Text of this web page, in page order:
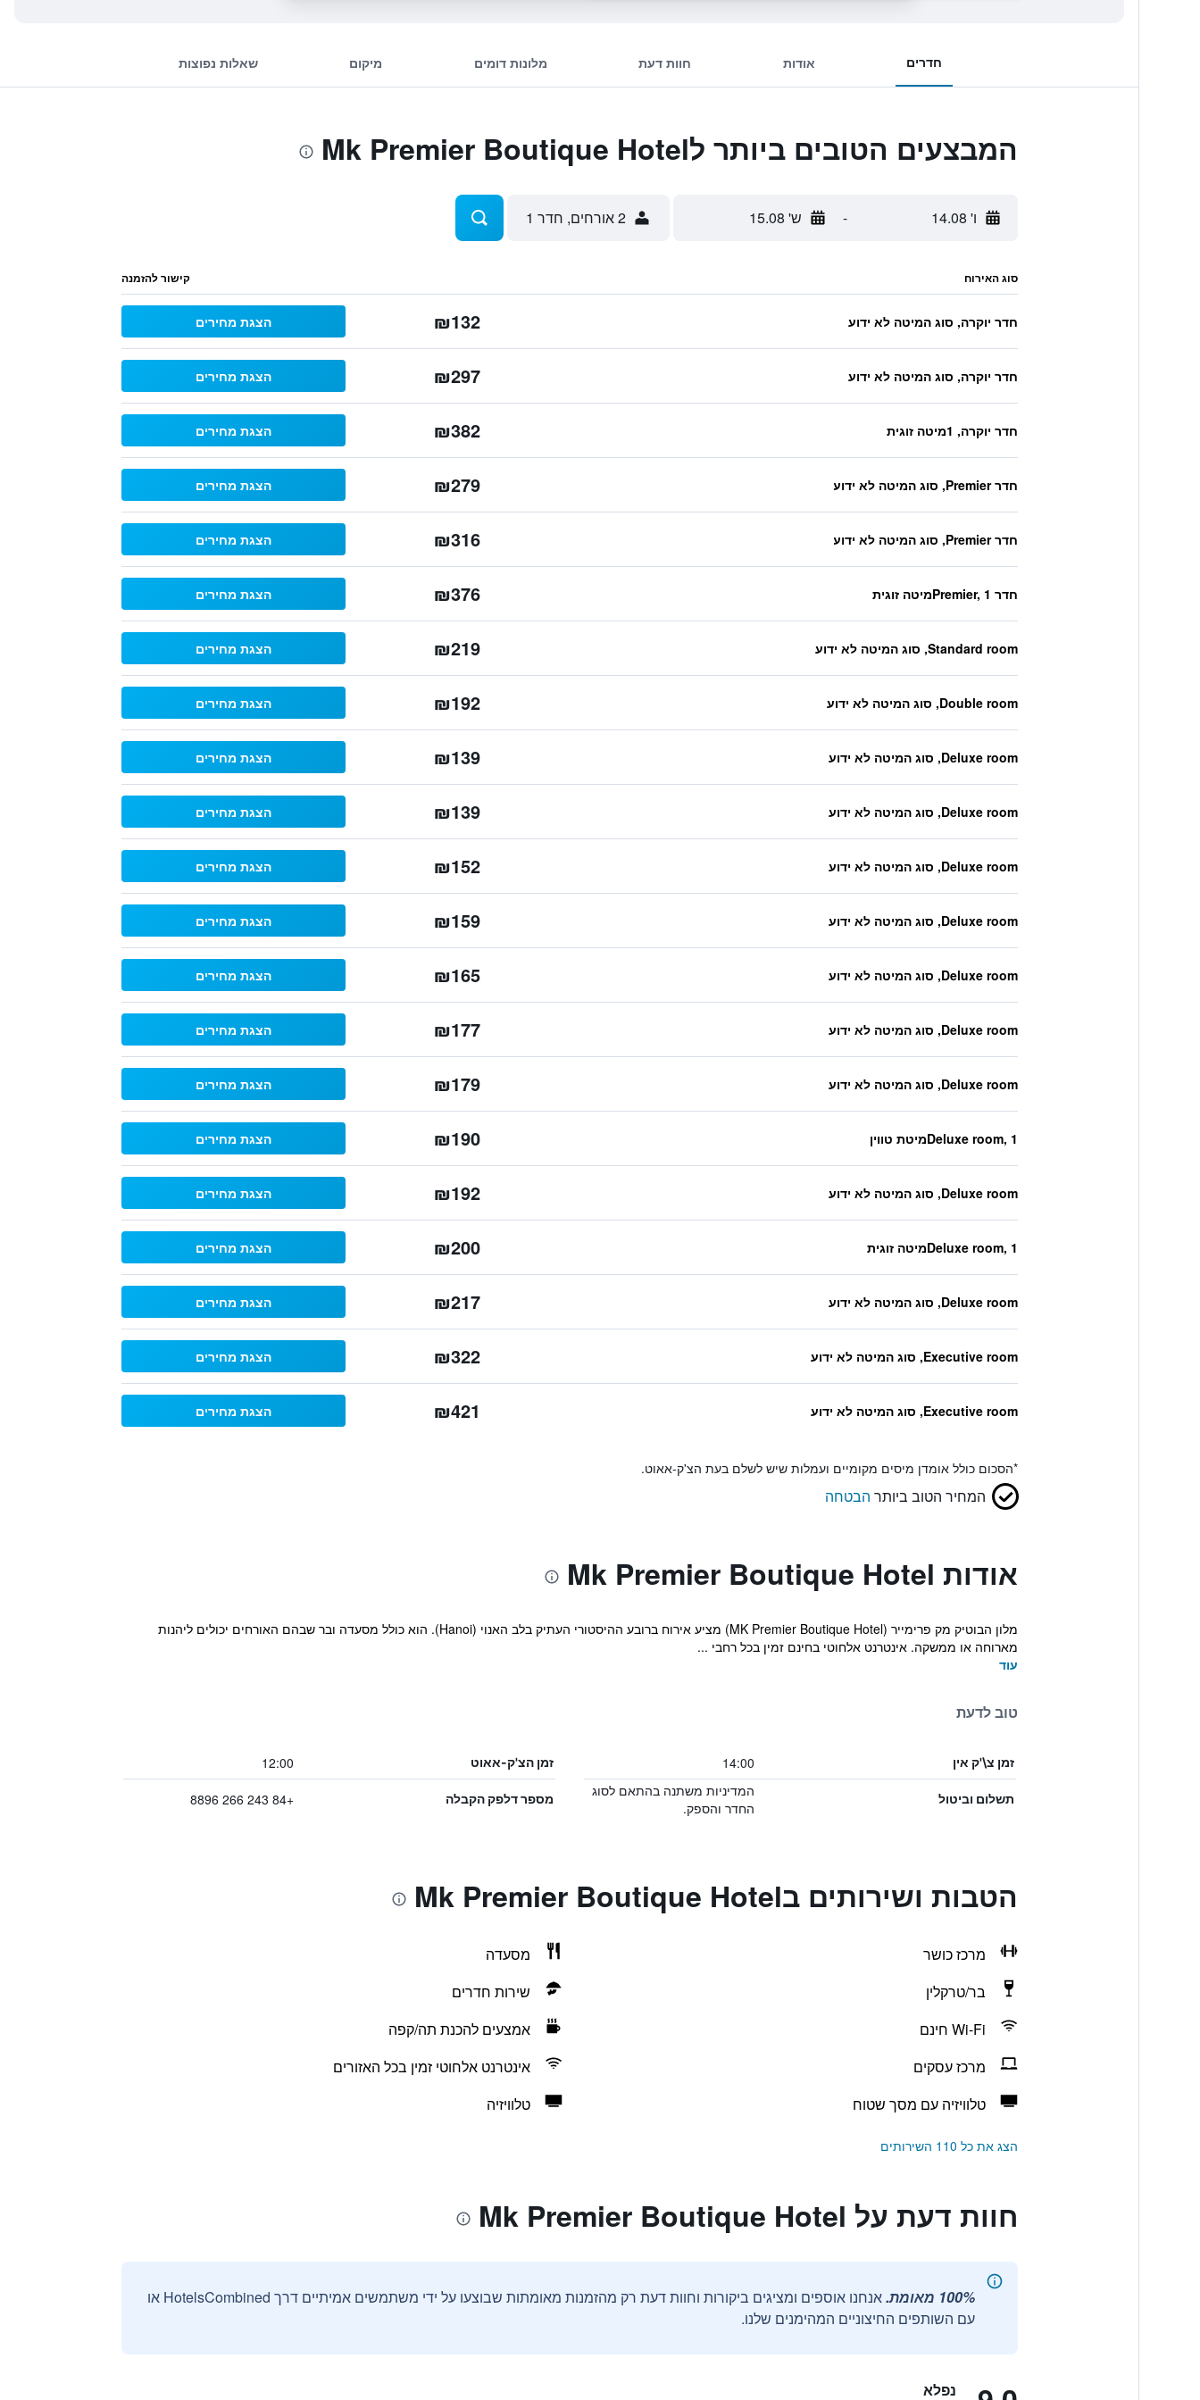
חדרים אודות חוות דעת מלונות דומים מיקום שאלות נפוצות
המבצעים הטובים ביותר לMk Premier Boutique Hotel
ו' 14.08 - ש' 15.08 2 אורחים, חדר 1
סוג האירוח קישור להזמנה
חדר יוקרה, סוג המיטה לא ידוע ₪132 הצגת מחירים
חדר יוקרה, סוג המיטה לא ידוע ₪297 הצגת מחירים
חדר יוקרה, 1מיטה זוגית ₪382 הצגת מחירים
חדר Premier, סוג המיטה לא ידוע ₪279 הצגת מחירים
חדר Premier, סוג המיטה לא ידוע ₪316 הצגת מחירים
חדר Premier, 1מיטה זוגית ₪376 הצגת מחירים
Standard room, סוג המיטה לא ידוע ₪219 הצגת מחירים
Double room, סוג המיטה לא ידוע ₪192 הצגת מחירים
Deluxe room, סוג המיטה לא ידוע ₪139 הצגת מחירים
Deluxe room, סוג המיטה לא ידוע ₪139 הצגת מחירים
Deluxe room, סוג המיטה לא ידוע ₪152 הצגת מחירים
Deluxe room, סוג המיטה לא ידוע ₪159 הצגת מחירים
Deluxe room, סוג המיטה לא ידוע ₪165 הצגת מחירים
Deluxe room, סוג המיטה לא ידוע ₪177 הצגת מחירים
Deluxe room, סוג המיטה לא ידוע ₪179 הצגת מחירים
Deluxe room, 1מיטת טווין ₪190 הצגת מחירים
Deluxe room, סוג המיטה לא ידוע ₪192 הצגת מחירים
Deluxe room, 1מיטה זוגית ₪200 הצגת מחירים
Deluxe room, סוג המיטה לא ידוע ₪217 הצגת מחירים
Executive room, סוג המיטה לא ידוע ₪322 הצגת מחירים
Executive room, סוג המיטה לא ידוע ₪421 הצגת מחירים
*הסכום כולל אומדן מיסים מקומיים ועמלות שיש לשלם בעת הצ'ק-אאוט.
המחיר הטוב ביותר הבטחה
אודות Mk Premier Boutique Hotel
מלון הבוטיק מק פרימייר (MK Premier Boutique Hotel) מציע אירוח ברובע ההיסטורי העתיק בלב האנוי (Hanoi). הוא כולל מסעדה ובר שבהם האורחים יכולים ליהנות
מארוחה או ממשקה. אינטרנט אלחוטי בחינם זמין בכל רחבי ...
עוד
טוב לדעת
זמן צ\'ק אין 14:00 זמן הצ'ק-אאוט 12:00
תשלום וביטול
המדיניות משתנה בהתאם לסוג
החדר והספק.
מספר דלפק הקבלה +84 243 266 8896
הטבות ושירותים בMk Premier Boutique Hotel
מרכז כושר
מסעדה
בר/טרקלין
שירות חדרים
Wi-Fi חינם
אמצעים להכנת תה/קפה
מרכז עסקים
אינטרנט אלחוטי זמין בכל האזורים
טלוויזיה עם מסך שטוח
טלוויזיה
הצג את כל 110 השירותים
חוות דעת על Mk Premier Boutique Hotel
100% מאומת.
אנחנו אוספים ומציגים ביקורות וחוות דעת רק מהזמנות מאומתות שבוצעו על ידי משתמשים אמיתיים דרך HotelsCombined או
עם השותפים החיצוניים המהימנים שלנו.
נפלא